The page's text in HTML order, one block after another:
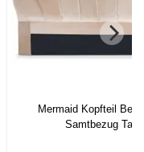
Mermaid Kopfteil Bett
Samtbezug